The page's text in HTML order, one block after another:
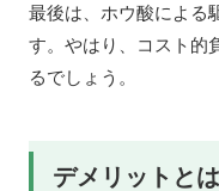
最後は、ホウ酸による
す。やはり、コスト的
るでしょう。
デメリットと